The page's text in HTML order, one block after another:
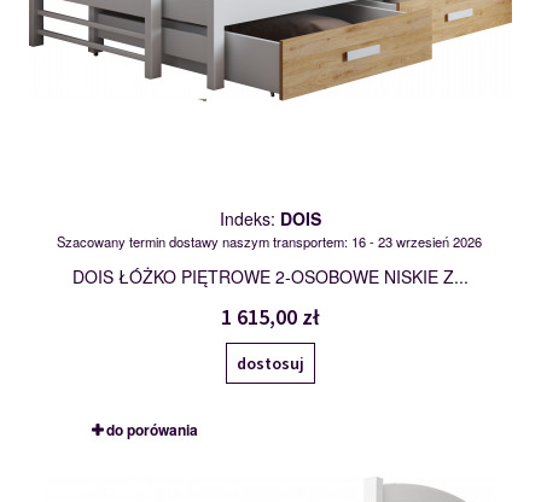
Indeks: DOIS
Szacowany termin dostawy naszym transportem: 16 - 23 wrzesień 2026
DOIS ŁÓŻKO PIĘTROWE 2-OSOBOWE NISKIE Z...
1 615,00 zł
dostosuj
do porówania